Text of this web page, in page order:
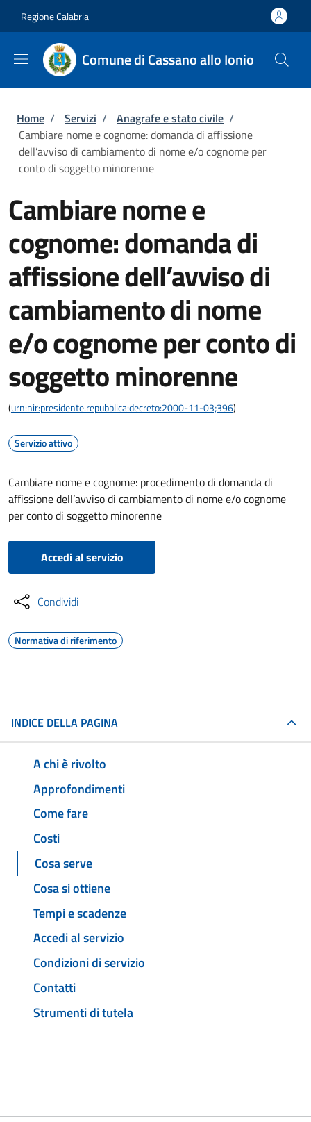
Regione Calabria
Comune di Cassano allo Ionio
Briciole di pane
Home / Servizi / Anagrafe e stato civile /
Cambiare nome e cognome: domanda di affissione
dell’avviso di cambiamento di nome e/o cognome per
conto di soggetto minorenne
Cambiare nome e
cognome: domanda di
affissione dell’avviso di
cambiamento di nome
e/o cognome per conto di
soggetto minorenne
(urn:nir:presidente.repubblica:decreto:2000-11-03;396)
Servizio attivo
Cambiare nome e cognome: procedimento di domanda di
affissione dell’avviso di cambiamento di nome e/o cognome
per conto di soggetto minorenne
Accedi al servizio
Condividi
Normativa di riferimento
INDICE DELLA PAGINA
A chi è rivolto
Approfondimenti
Come fare
Costi
Cosa serve
Cosa si ottiene
Tempi e scadenze
Accedi al servizio
Condizioni di servizio
Contatti
Strumenti di tutela